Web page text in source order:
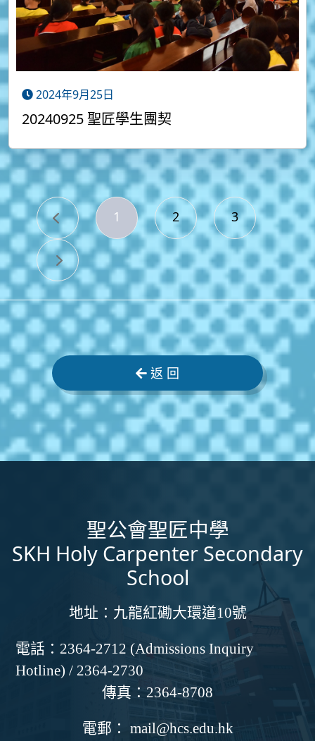
2024年9月25日
20240925 聖匠學生團契
1 2 3
返 回
聖公會聖匠中學
SKH Holy Carpenter Secondary
School
地址： 九龍紅磡大環道10號
電話： 2364-2712 (Admissions Inquiry
Hotline) / 2364-2730
傳真： 2364-8708
電郵： mail@hcs.edu.hk